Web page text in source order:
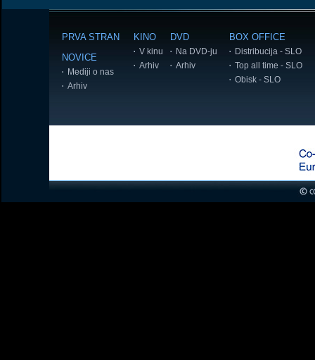
PRVA STRAN
NOVICE
Mediji o nas
Arhiv
KINO
V kinu
Arhiv
DVD
Na DVD-ju
Arhiv
BOX OFFICE
Distribucija - SLO
Top all time - SLO
Obisk - SLO